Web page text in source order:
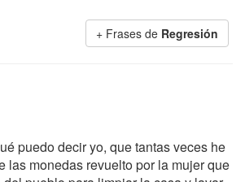
+ Frases de Regresión
puedo decir yo, que tantas veces he
las monedas revuelto por la mujer que